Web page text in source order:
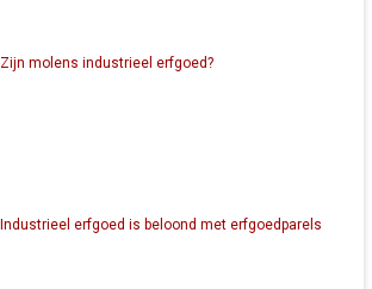
Zijn molens industrieel erfgoed?
Industrieel erfgoed is beloond met erfgoedparels